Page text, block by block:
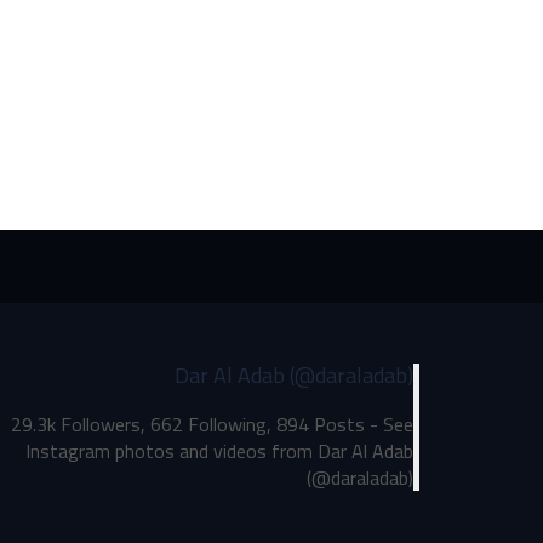
Dar Al Adab (@daraladab)
29.3k Followers, 662 Following, 894 Posts - See
Instagram photos and videos from Dar Al Adab
(@daraladab)